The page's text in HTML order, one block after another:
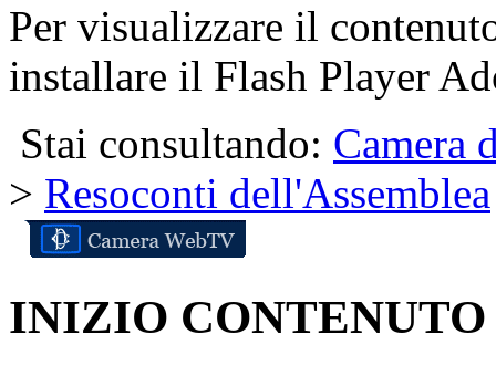
Per visualizzare il
installare il Flash Player
Stai consultando: Camera
> Resoconti dell'Assemblea
INIZIO CONTENUTO